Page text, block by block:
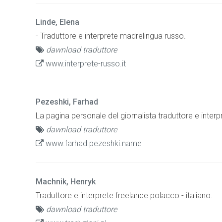
Linde, Elena
- Traduttore e interprete madrelingua russo.
dawnload traduttore
www.interprete-russo.it
Pezeshki, Farhad
La pagina personale del giornalista traduttore e
dawnload traduttore
www.farhad.pezeshki.name
Machnik, Henryk
Traduttore e interprete freelance polacco - italiano.
dawnload traduttore